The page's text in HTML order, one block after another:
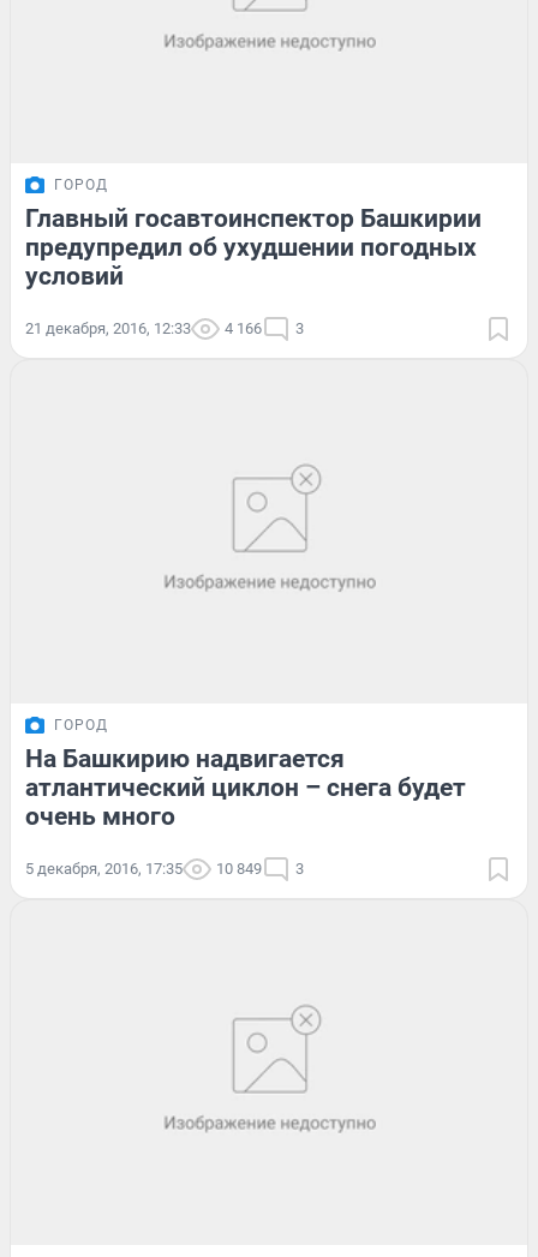
ГОРОД
Главный госавтоинспектор Башкирии
предупредил об ухудшении погодных
условий
21 декабря, 2016, 12:33 4 166 3
ГОРОД
На Башкирию надвигается
атлантический циклон – снега будет
очень много
5 декабря, 2016, 17:35 10 849 3